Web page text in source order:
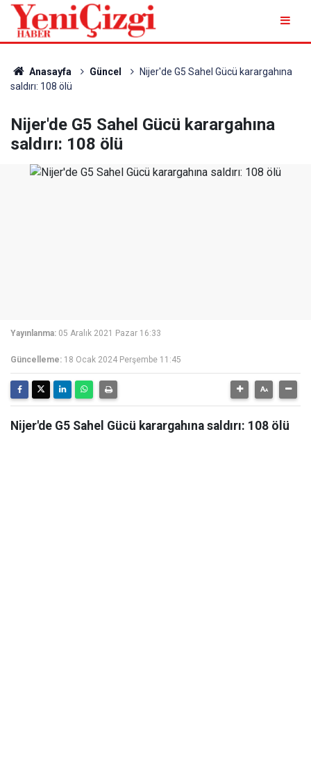
Anasayfa Güncel
Nijer'de G5 Sahel Gücü karargahına
saldırı: 108 ölü
Nijer'de G5 Sahel Gücü karargahına
saldırı: 108 ölü
Yayınlanma: 05 Aralık 2021 Pazar 16:33
Güncelleme: 18 Ocak 2024 Perşembe 11:45
Nijer'de G5 Sahel Gücü karargahına saldırı: 108 ölü